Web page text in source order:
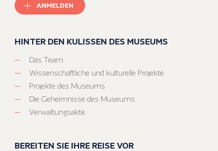
ANMELDEN
HINTER DEN KULISSEN DES MUSEUMS
Das Team
Wissenschaftliche und kulturelle Projekte
Projekte des Museums
Die Geheimnisse des Museums
Verwaltungsakte
BEREITEN SIE IHRE REISE VOR